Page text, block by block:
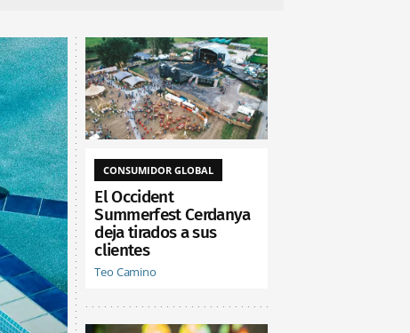
CONSUMIDOR GLOBAL
El Occident
Summerfest Cerdanya
deja tirados a sus
clientes
Teo Camino